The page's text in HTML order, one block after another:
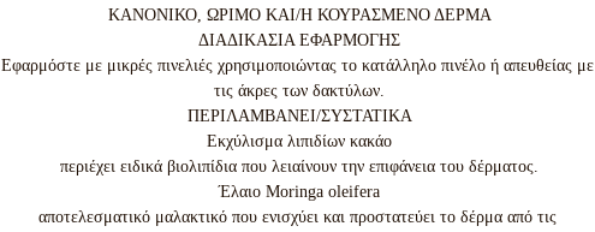
ΚΑΝΟΝΙΚΟ, ΩΡΙΜΟ ΚΑΙ/Η ΚΟΥΡΑΣΜΕΝΟ ΔΕΡΜΑ
ΔΙΑΔΙΚΑΣΙΑ ΕΦΑΡΜΟΓΗΣ
Εφαρμόστε με μικρές πινελιές χρησιμοποιώντας το κατάλληλο πινέλο ή απευθείας με
τις άκρες των δακτύλων.
ΠΕΡΙΛΑΜΒΑΝΕΙ/ΣΥΣΤΑΤΙΚΑ
Εκχύλισμα λιπιδίων κακάο
περιέχει ειδικά βιολιπίδια που λειαίνουν την επιφάνεια του δέρματος.
Έλαιο Moringa oleifera
αποτελεσματικό μαλακτικό που ενισχύει και προστατεύει το δέρμα από τις